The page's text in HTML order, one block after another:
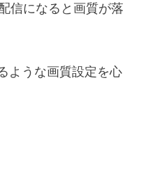
信になると画質が落
ような画質設定を心